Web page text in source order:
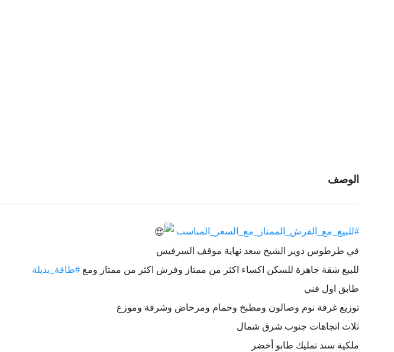
الوصف
#للبيع_مع_الفرش_الممتاز_مع_السعر_المناسب
في طرطوس دوير الشيخ سعد نهاية موقف السرفيس
للبيع شقة جاهزة للسكن اكساء اكثر من ممتاز وفرش اكثر من ممتاز ومع #طاقة_بديلة
طابق اول فني
توزيع غرفة نوم وصالون ومطبخ وحمام ومرحاض وشرفة وموزع
ثلاث اتجاهات جنوب شرق شمال
ملكية سند تمليك طابو أخضر